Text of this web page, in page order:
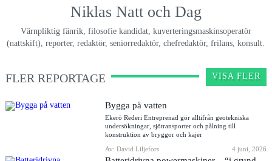
Niklas Natt och Dag
Värnpliktig fänrik, filosofie kandidat, kuverteringsmaskinsoperatör
(nattskift), reporter, redaktör, seniorredaktör, chefredaktör, frilans, konsult.
FLER REPORTAGE VISA FLER
Bygga på vatten
Ekerö Rederi Entreprenad gör alltifrån geotekniska
undersökningar, sjötransporter och pålning till
konstruktion av bryggor och kajer
Av: David Liljefors
4 juni, 2026